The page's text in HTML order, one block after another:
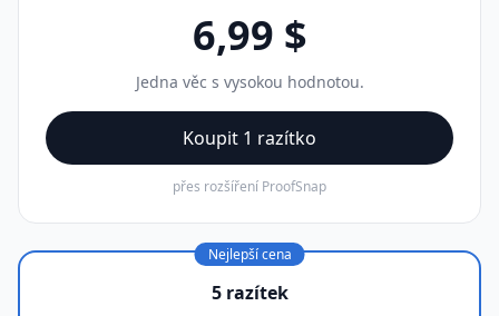
6,99 $
Jedna věc s vysokou hodnotou.
Koupit 1 razítko
přes rozšíření ProofSnap
Nejlepší cena
5 razítek